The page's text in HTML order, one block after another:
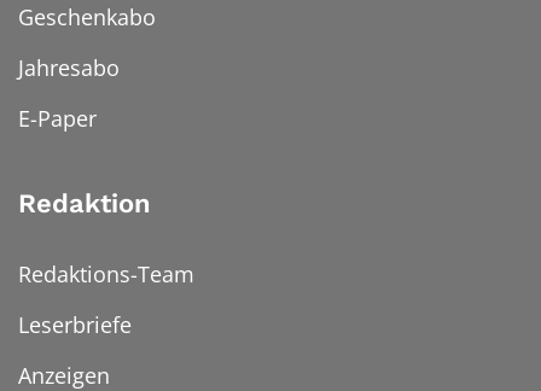
Geschenkabo
Jahresabo
E-Paper
Redaktion
Redaktions-Team
Leserbriefe
Anzeigen